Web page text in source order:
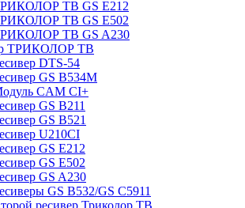
ТВ GS E212
ТВ GS E502
ТВ GS A230
ТРИКОЛОР ТВ
DTS-54
GS B534M
CAM CI+
GS B211
GS B521
U210CI
GS E212
GS E502
GS A230
GS B532/GS C5911
ресивер Триколор ТВ